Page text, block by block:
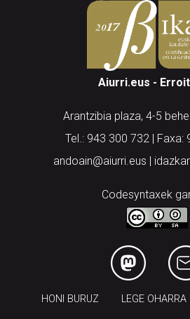
Aiurri.eus -
Arantzibia plaza, 4-5
Tel.: 943 300 732 | Faxa:
andoain@aiurri.eus |
Codesyntaxek
HONI BURUZ LEGE OHARRA